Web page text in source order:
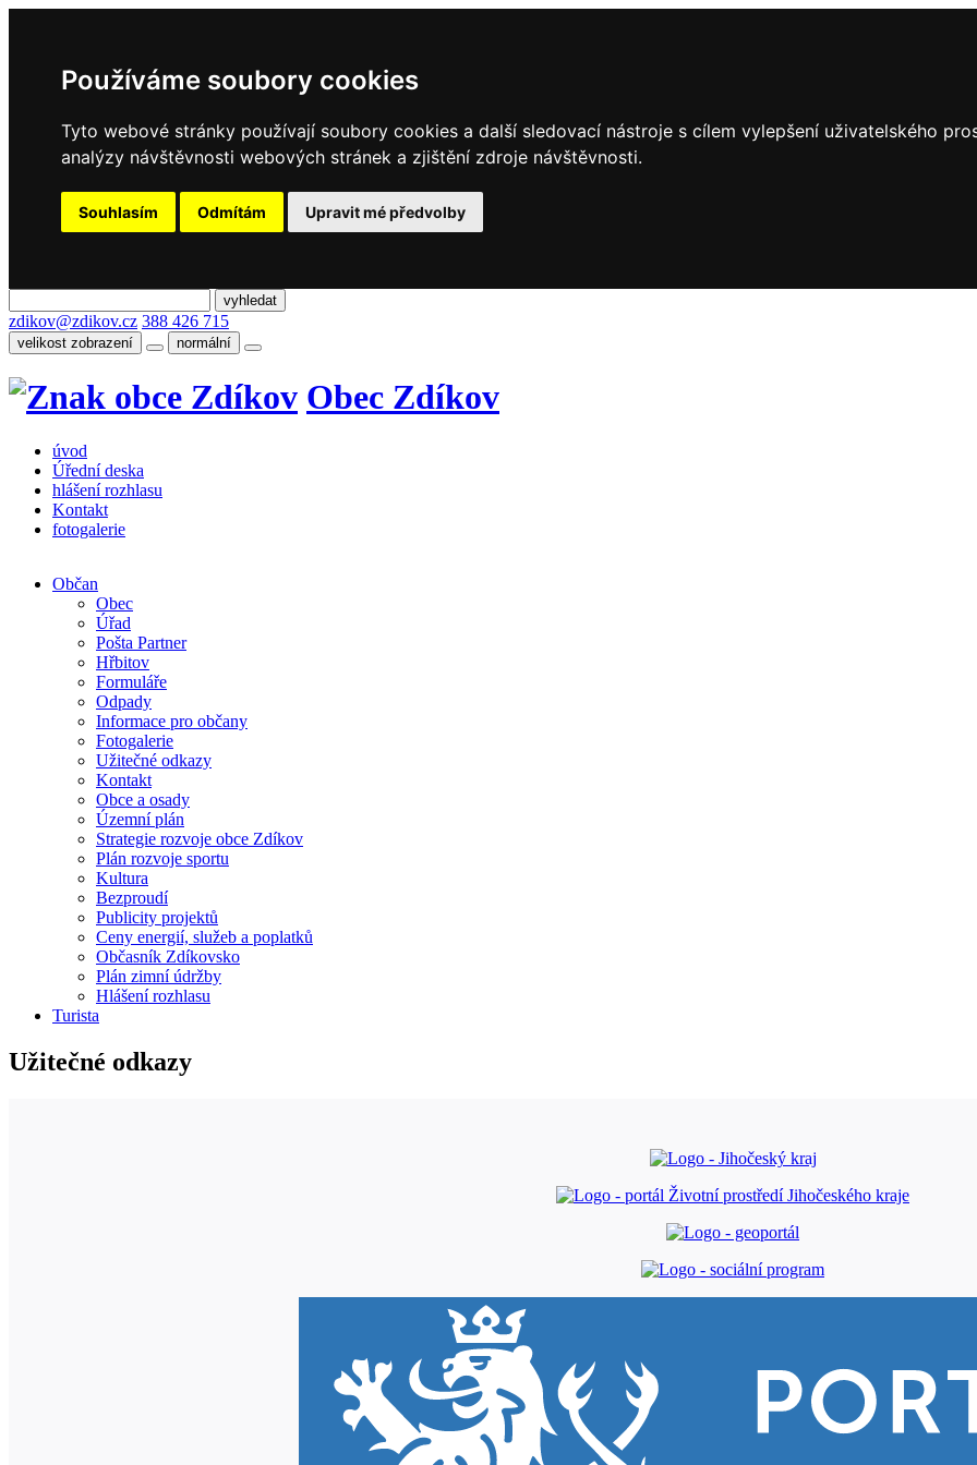
Používáme soubory cookies
Tyto webové stránky používají soubory cookies a další sledovací nástroje s cílem vylepšení uživatelského
analýzy návštěvnosti webových stránek a zjištění zdroje návštěvnosti.
Souhlasím Odmítám Upravit mé předvolby
zdikov@zdikov.cz 388 426 715
velikost zobrazení normální
Obec Zdíkov
úvod
Úřední deska
hlášení rozhlasu
Kontakt
fotogalerie
Občan
Obec
Úřad
Pošta Partner
Hřbitov
Formuláře
Odpady
Informace pro občany
Fotogalerie
Užitečné odkazy
Kontakt
Obce a osady
Územní plán
Strategie rozvoje obce Zdíkov
Plán rozvoje sportu
Kultura
Bezproudí
Publicity projektů
Ceny energií, služeb a poplatků
Občasník Zdíkovsko
Plán zimní údržby
Hlášení rozhlasu
Turista
Užitečné odkazy